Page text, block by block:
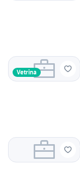
Vetrina